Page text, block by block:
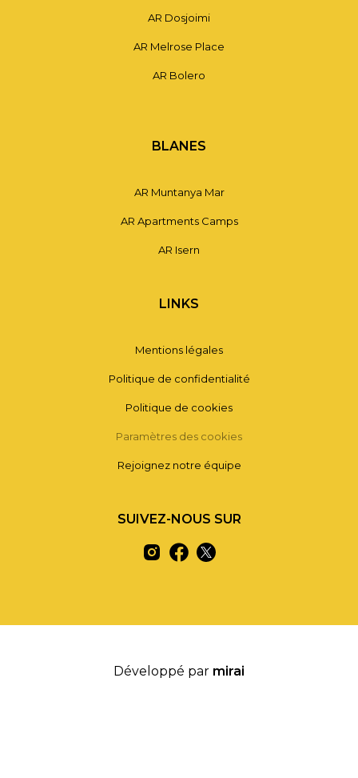
AR Dosjoimi
AR Melrose Place
AR Bolero
BLANES
AR Muntanya Mar
AR Apartments Camps
AR Isern
LINKS
Mentions légales
Politique de confidentialité
Politique de cookies
Paramètres des cookies
Rejoignez notre équipe
SUIVEZ-NOUS SUR
Développé par mirai